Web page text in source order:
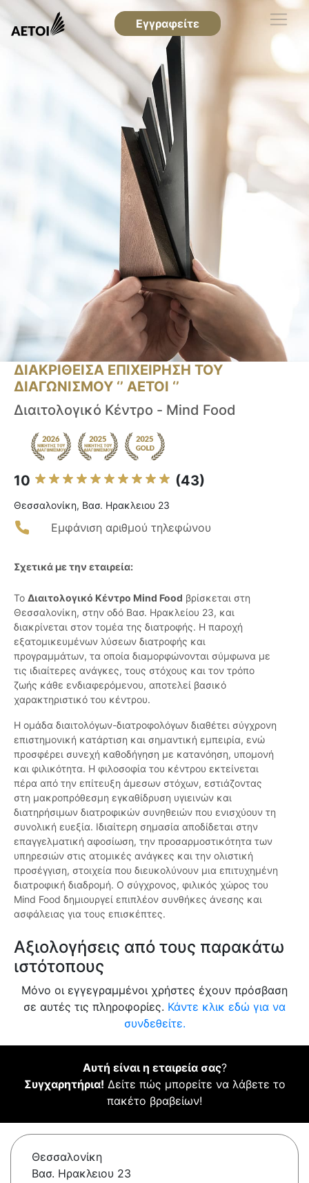
Εγγραφείτε
ΔΙΑΚΡΙΘΕΙΣΑ ΕΠΙΧΕΙΡΗΣΗ ΤΟΥ
ΔΙΑΓΩΝΙΣΜΟΥ ‘’ ΑΕΤΟΙ ‘’
Διαιτολογικό Κέντρο - Mind Food
10 (43)
Θεσσαλονίκη, Βασ. Ηρακλειου 23
Εμφάνιση αριθμού τηλεφώνου
Σχετικά με την εταιρεία:
Το Διαιτολογικό Κέντρο Mind Food βρίσκεται στη
Θεσσαλονίκη, στην οδό Βασ. Ηρακλείου 23, και
διακρίνεται στον τομέα της διατροφής. Η παροχή
εξατομικευμένων λύσεων διατροφής και
προγραμμάτων, τα οποία διαμορφώνονται σύμφωνα με
τις ιδιαίτερες ανάγκες, τους στόχους και τον τρόπο
ζωής κάθε ενδιαφερόμενου, αποτελεί βασικό
χαρακτηριστικό του κέντρου.
Η ομάδα διαιτολόγων-διατροφολόγων διαθέτει σύγχρονη
επιστημονική κατάρτιση και σημαντική εμπειρία, ενώ
προσφέρει συνεχή καθοδήγηση με κατανόηση, υπομονή
και φιλικότητα. Η φιλοσοφία του κέντρου εκτείνεται
πέρα από την επίτευξη άμεσων στόχων, εστιάζοντας
στη μακροπρόθεσμη εγκαθίδρυση υγιεινών και
διατηρήσιμων διατροφικών συνηθειών που ενισχύουν τη
συνολική ευεξία. Ιδιαίτερη σημασία αποδίδεται στην
επαγγελματική αφοσίωση, την προσαρμοστικότητα των
υπηρεσιών στις ατομικές ανάγκες και την ολιστική
προσέγγιση, στοιχεία που διευκολύνουν μια επιτυχημένη
διατροφική διαδρομή. Ο σύγχρονος, φιλικός χώρος του
Mind Food δημιουργεί επιπλέον συνθήκες άνεσης και
ασφάλειας για τους επισκέπτες.
Αξιολογήσεις από τους παρακάτω
ιστότοπους
Μόνο οι εγγεγραμμένοι χρήστες έχουν πρόσβαση
σε αυτές τις πληροφορίες. Κάντε κλικ εδώ για να
συνδεθείτε.
Αυτή είναι η εταιρεία σας?
Συγχαρητήρια! Δείτε πώς μπορείτε να λάβετε το
πακέτο βραβείων!
Θεσσαλονίκη
Βασ. Ηρακλειου 23